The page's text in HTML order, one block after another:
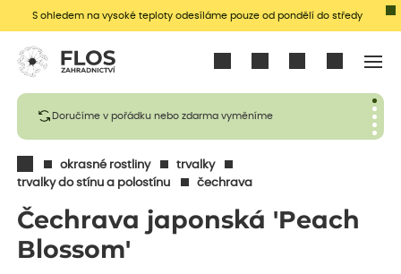
S ohledem na vysoké teploty odesíláme pouze od pondělí do středy
Doručíme v pořádku nebo zdarma vyměníme
okrasné rostliny
trvalky
trvalky do stínu a polostínu
čechrava
Čechrava japonská 'Peach
Blossom'